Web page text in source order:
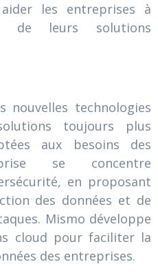
les entreprises à
de leurs solutions
nouvelles technologies
toujours plus
aux besoins des
se concentre
en proposant
des données et de
Mismo développe
cloud pour faciliter la
des entreprises.